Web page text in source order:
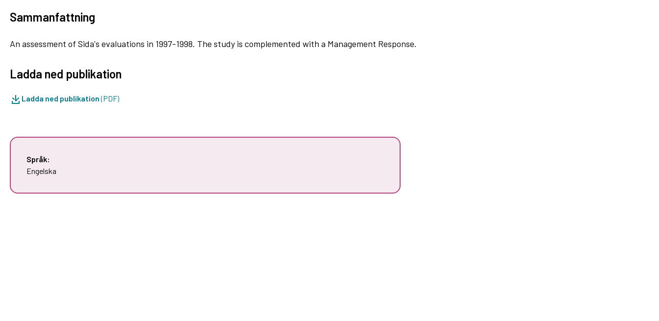
Sammanfattning
An assessment of Sida's evaluations in 1997-1998. The study is complemented with a Management Response.
Ladda ned publikation
Ladda ned publikation(PDF)
Språk:
Engelska